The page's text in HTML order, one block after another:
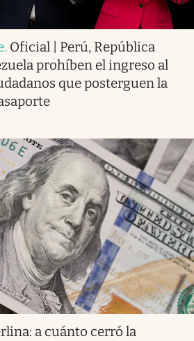
. Oficial | Perú, República
prohíben el ingreso al
que posterguen la
a cuánto cerró la